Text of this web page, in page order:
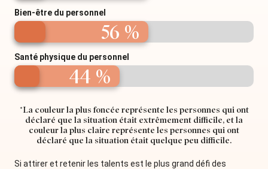
Bien-être du personnel
56 %
Santé physique du personnel
44 %
*La couleur la plus foncée représente les personnes qui ont
déclaré que la situation était extrêmement difficile, et la
couleur la plus claire représente les personnes qui ont
déclaré que la situation était quelque peu difficile.
Si attirer et retenir les talents est le plus grand défi des